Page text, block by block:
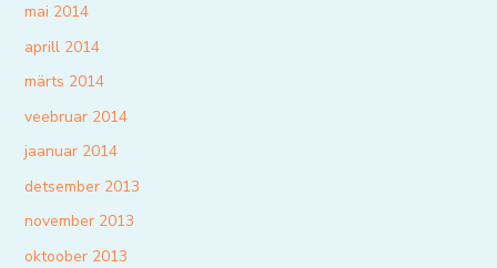
mai 2014
aprill 2014
märts 2014
veebruar 2014
jaanuar 2014
detsember 2013
november 2013
oktoober 2013